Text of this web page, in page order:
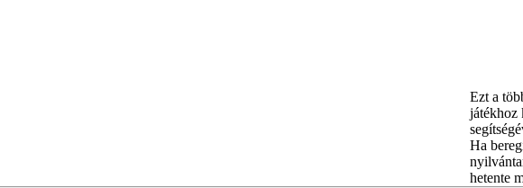
Ezt a
játékhoz
Ha
hetente